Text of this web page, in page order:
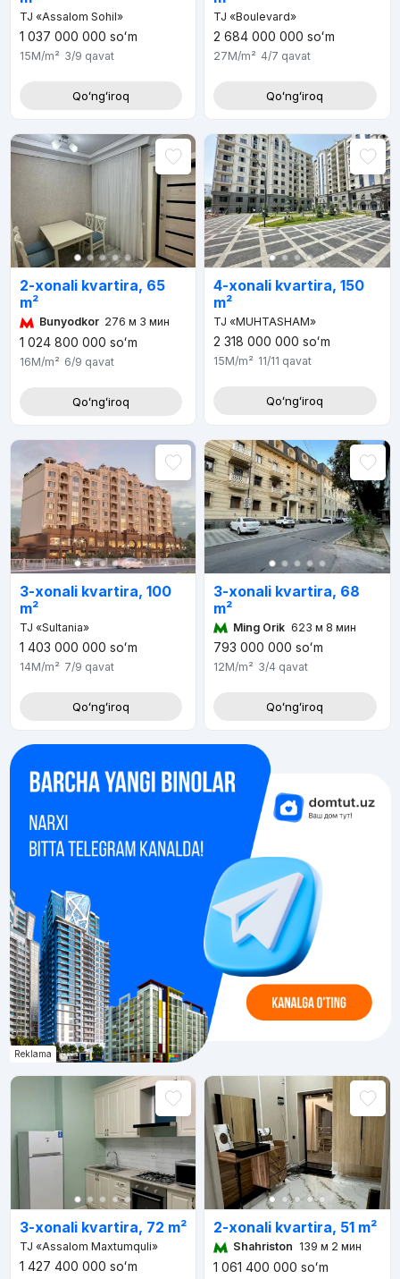
TJ «Assalom Sohil»
1 037 000 000 soʻm
15M/m² 3/9 qavat
Qoʻngʻiroq
TJ «Boulevard»
2 684 000 000 soʻm
27M/m² 4/7 qavat
Qoʻngʻiroq
2-xonali kvartira, 65
m²
Bunyodkor 276 м 3 мин
1 024 800 000 soʻm
16M/m² 6/9 qavat
Qoʻngʻiroq
4-xonali kvartira, 150
m²
TJ «MUHTASHAM»
2 318 000 000 soʻm
15M/m² 11/11 qavat
Qoʻngʻiroq
3-xonali kvartira, 100
m²
TJ «Sultania»
1 403 000 000 soʻm
14M/m² 7/9 qavat
Qoʻngʻiroq
3-xonali kvartira, 68
m²
Ming Orik 623 м 8 мин
793 000 000 soʻm
12M/m² 3/4 qavat
Qoʻngʻiroq
Reklama
3-xonali kvartira, 72 m²
TJ «Assalom Maxtumquli»
1 427 400 000 soʻm
2-xonali kvartira, 51 m²
Shahriston 139 м 2 мин
1 061 400 000 soʻm